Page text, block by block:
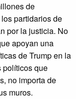
de
partidarios de
por la justicia. No
apoyan una
de Trump en la
políticos que
no importa de
muros.